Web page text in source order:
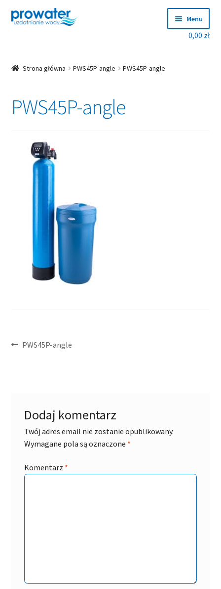
Przejdź
do
Przejdź
do
Menu
Rozwiń
Producenci
Kontakt
0,00 zł
Strona główna PWS45P-angle PWS45P-angle
PWS45P-angle
Nawigacja
Poprzedni
PWS45P-angle
Dodaj komentarz
Twój adres email nie zostanie opublikowany.
Wymagane pola są oznaczone *
Komentarz *